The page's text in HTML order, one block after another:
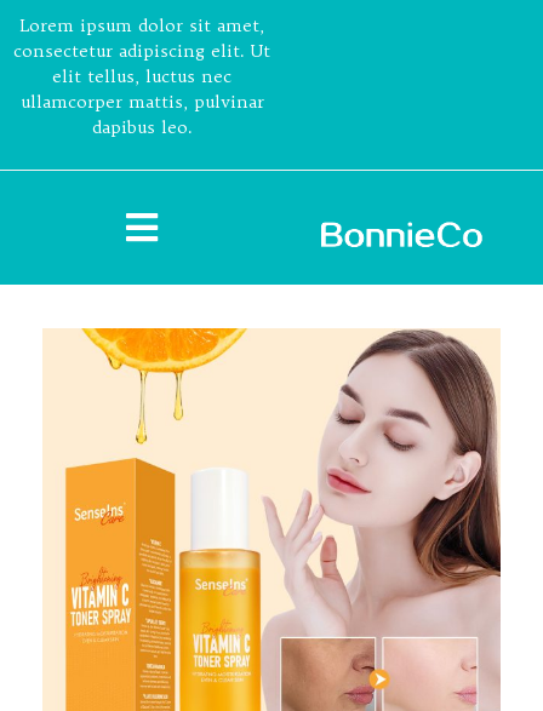
Lorem ipsum dolor sit amet,
consectetur adipiscing elit. Ut
elit tellus, luctus nec
ullamcorper mattis, pulvinar
dapibus leo.